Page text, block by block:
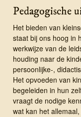
Pedagogische
Het bieden van
staat bij ons hoog in
werkwijze van de
houding naar de
persoonlijke-,
Het opvoeden van
begeleiden in hun
vraagt de nodige
wat kan het